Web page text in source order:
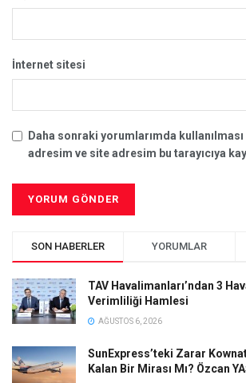
İnternet sitesi
Daha sonraki yorumlarımda
adresim ve site adresim bu tarayıcıya
SON HABERLER YORUMLAR
TAV Havalimanları’ndan 3
Verimliliği Hamlesi
AĞUSTOS 6, 2026
SunExpress’teki Zarar
Kalan Bir Mirası Mı? Özcan